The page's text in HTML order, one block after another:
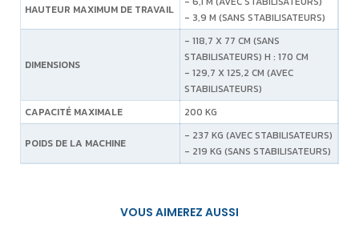
HAUTEUR MAXIMUM DE TRAVAIL
- 3,9 M (SANS STABILISATEURS)
DIMENSIONS
- 118,7 X 77 CM (SANS
STABILISATEURS) H : 170 CM
- 129,7 X 125,2 CM (AVEC
STABILISATEURS)
CAPACITÉ MAXIMALE
200 KG
POIDS DE LA MACHINE
- 237 KG (AVEC STABILISATEURS)
- 219 KG (SANS STABILISATEURS)
VOUS AIMEREZ AUSSI